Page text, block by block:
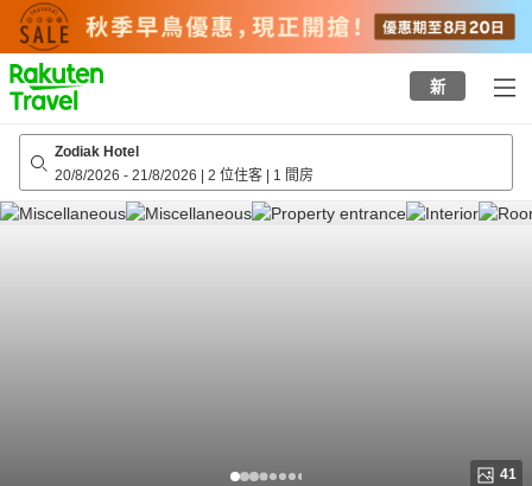
to
top
page
新
Zodiak Hotel
20/8/2026 - 21/8/2026 | 2 位住客 | 1 間房
41